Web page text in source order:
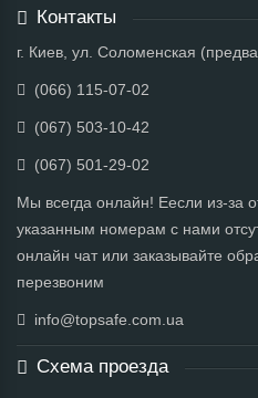
Контакты
г. Киев, ул. Соломенская
(066) 115-07-02
(067) 503-10-42
(067) 501-29-02
Мы всегда онлайн! Еесли из-за
указанным номерам с нами
онлайн чат или заказывайте
перезвоним
info@topsafe.com.ua
Схема проезда